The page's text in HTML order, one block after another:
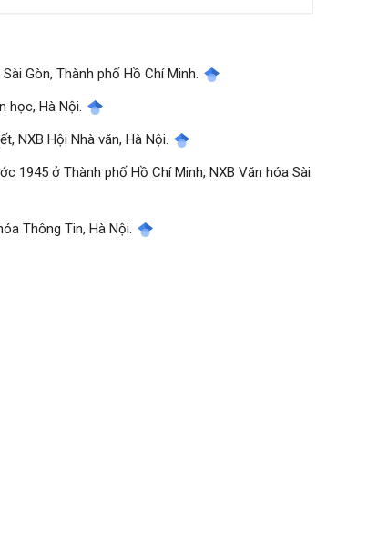
Gòn, Thành phố Hồ Chí Minh.
học, Hà Nội.
NXB Hội Nhà văn, Hà Nội.
1945 ở Thành phố Hồ Chí Minh, NXB Văn hóa Sài
Thông Tin, Hà Nội.